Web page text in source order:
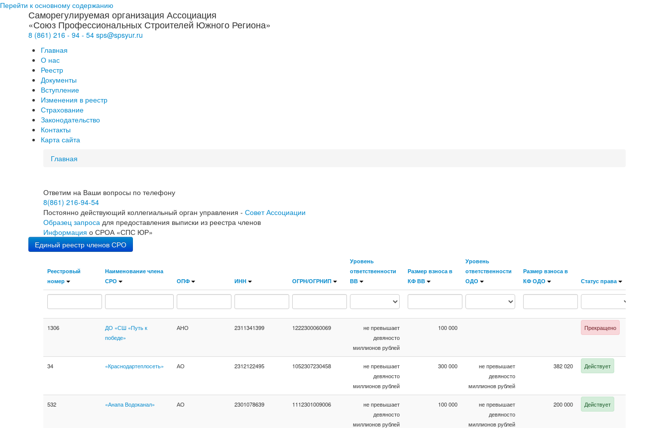
Перейти к основному содержанию
Саморегулируемая организация Ассоциация
«Союз Профессиональных Строителей Южного Региона»
8 (861) 216 - 94 - 54 sps@spsyur.ru
Главная
О нас
Реестр
Документы
Вступление
Изменения в реестр
Страхование
Законодательство
Контакты
Карта сайта
Главная
Ответим на Ваши вопросы по телефону
8(861) 216-94-54
Постоянно действующий коллегиальный орган управления - Совет Ассоциации
Образец запроса для предоставления выписки из реестра членов
Информация о СРОА «СПС ЮР»
Единый реестр членов СРО
Реестровый
номер
Наименование члена
СРО
ОПФ ИНН ОГРН/ОГРНИП
Уровень
ответственности
ВВ
Размер взноса в
КФ ВВ
Уровень
ответственности
ОДО
Размер взноса в
КФ ОДО
Статус права
1306
ДО «СШ «Путь к
победе»
АНО 2311341399 1222300060069
не превышает
девяносто
миллионов рублей
100 000 Прекращено
34 «Краснодартеплосеть» АО 2312122495 1052307230458
не превышает
девяносто
миллионов рублей
300 000
не превышает
девяносто
миллионов рублей
382 020 Действует
532 «Анапа Водоканал» АО 2301078639 1112301009006
не превышает
девяносто
миллионов рублей
100 000
не превышает
девяносто
миллионов рублей
200 000 Действует